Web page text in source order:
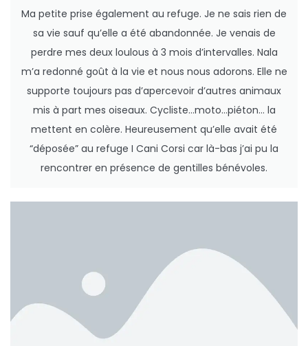
Ma petite prise également au refuge. Je ne sais rien de
sa vie sauf qu’elle a été abandonnée. Je venais de
perdre mes deux loulous à 3 mois d’intervalles. Nala
m’a redonné goût à la vie et nous nous adorons. Elle ne
supporte toujours pas d’apercevoir d’autres animaux
mis à part mes oiseaux. Cycliste…moto…piéton… la
mettent en colère. Heureusement qu’elle avait été
“déposée” au refuge I Cani Corsi car là-bas j’ai pu la
rencontrer en présence de gentilles bénévoles.